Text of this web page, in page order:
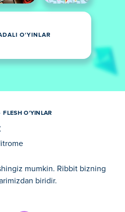
OʻYINLAR
FLESH OʻYINLAR
mumkin. Ribbit bizning
biridir.